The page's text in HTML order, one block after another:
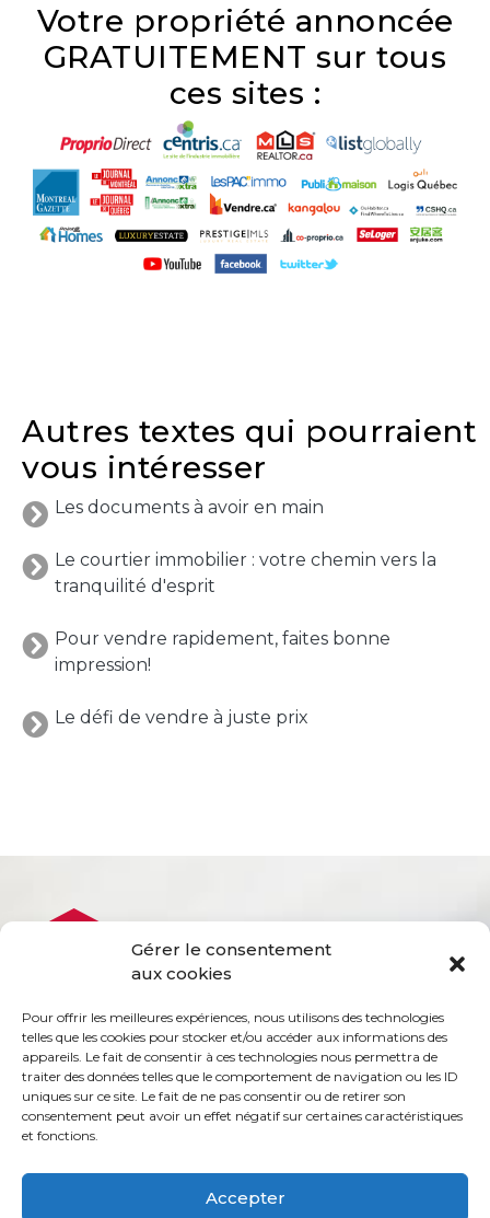
Gérer le consentement
aux cookies
Pour offrir les meilleures expériences, nous utilisons des technologies
telles que les cookies pour stocker et/ou accéder aux informations des
appareils. Le fait de consentir à ces technologies nous permettra de
traiter des données telles que le comportement de navigation ou les ID
uniques sur ce site. Le fait de ne pas consentir ou de retirer son
consentement peut avoir un effet négatif sur certaines caractéristiques
et fonctions.
Accepter
VENDRE
UNE
EXCELLENTE
démarrage
Pourquoi
faire
affaire
avec
un
courtier
immobilier
le
temps
vos
Avec
un
courtier
immobilier,
êtes
Votre propriété annoncée
GRATUITEMENT sur tous
ces sites :
Autres textes qui pourraient
vous intéresser
Les documents à avoir en main
Le courtier immobilier : votre chemin vers la
tranquilité d'esprit
Pour vendre rapidement, faites bonne
impression!
Le défi de vendre à juste prix